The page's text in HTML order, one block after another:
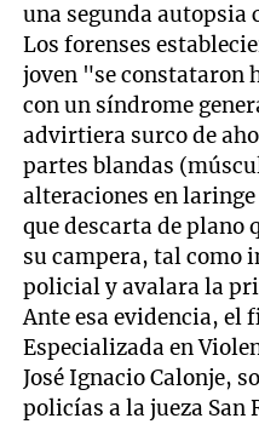
una segunda
Los forenses
joven "se constataron
con un síndrome
advirtiera surco de
partes blandas
alteraciones en
que descarta de plano
su campera, tal como
policial y avalara la
Ante esa evidencia, el
Especializada en
José Ignacio Calonje,
policías a la jueza San